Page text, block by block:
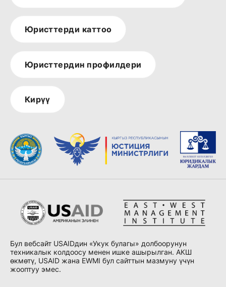
Юристтерди каттоо
Юристтердин профилдери
Кирүү
Бул вебсайт USAIDдин «Укук булагы» долбоорунун
техникалык колдоосу менен ишке ашырылган. АКШ
өкмөтү, USAID жана EWMI бул сайттын мазмуну үчүн
жооптуу эмес.